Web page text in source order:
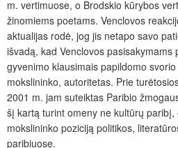
m. vertimuose, o Brodskio kūrybos
žinomiems poetams. Venclovos
aktualijas rodė, jog jis netapo savo
išvadą, kad Venclovos pasisakymams
gyvenimo klausimais papildomo
mokslininko, autoritetas. Prie
2001 m. jam suteiktas Paribio
šį kartą turint omeny ne kultūrų
mokslininko poziciją politikos,
paribiuose.